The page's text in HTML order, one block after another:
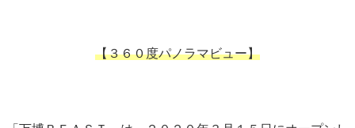
【３６０度パノラマビュー】